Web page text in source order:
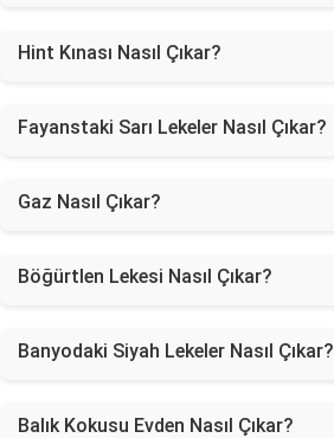
Hint Kınası Nasıl Çıkar?
Fayanstaki Sarı Lekeler Nasıl Çıkar?
Gaz Nasıl Çıkar?
Böğürtlen Lekesi Nasıl Çıkar?
Banyodaki Siyah Lekeler Nasıl Çıkar?
Balık Kokusu Evden Nasıl Çıkar?